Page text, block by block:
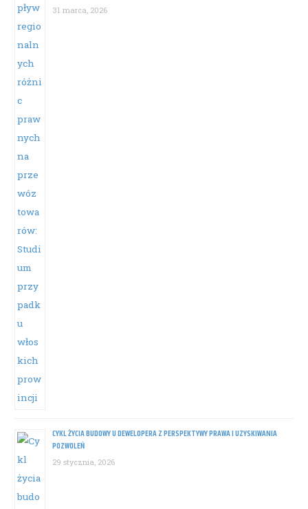
31 marca, 2026
CYKL ŻYCIA BUDOWY U DEWELOPERA Z PERSPEKTYWY PRAWA I UZYSKIWANIA
POZWOLEŃ
29 stycznia, 2026